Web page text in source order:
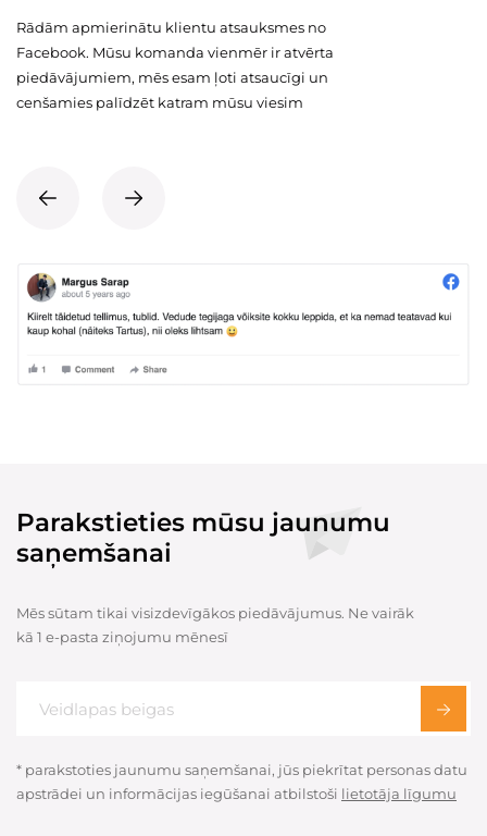
Rādām apmierinātu klientu atsauksmes no
Facebook. Mūsu komanda vienmēr ir atvērta
piedāvājumiem, mēs esam ļoti atsaucīgi un
cenšamies palīdzēt katram mūsu viesim
Parakstieties mūsu jaunumu
saņemšanai
Mēs sūtam tikai visizdevīgākos piedāvājumus. Ne vairāk
kā 1 e-pasta ziņojumu mēnesī
* parakstoties jaunumu saņemšanai, jūs piekrītat personas datu
apstrādei un informācijas iegūšanai atbilstoši lietotāja līgumu